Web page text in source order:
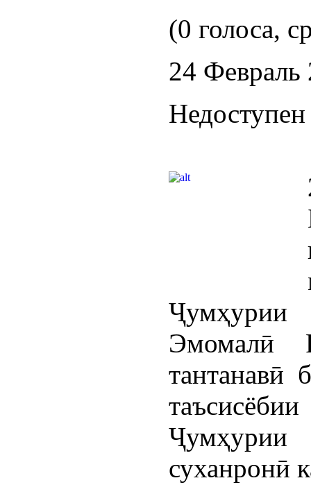
(0 голоса,
24 Февраль
Эмомалӣ
тантанавӣ
Ҷумҳурии
суханронӣ